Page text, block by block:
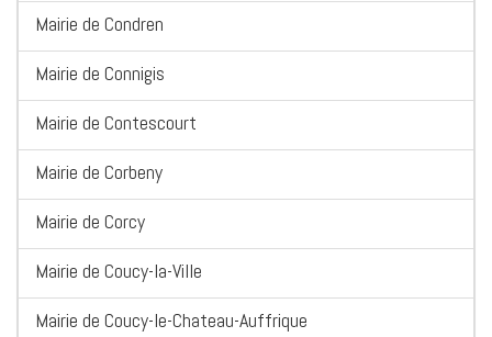
Mairie de Condren
Mairie de Connigis
Mairie de Contescourt
Mairie de Corbeny
Mairie de Corcy
Mairie de Coucy-la-Ville
Mairie de Coucy-le-Chateau-Auffrique